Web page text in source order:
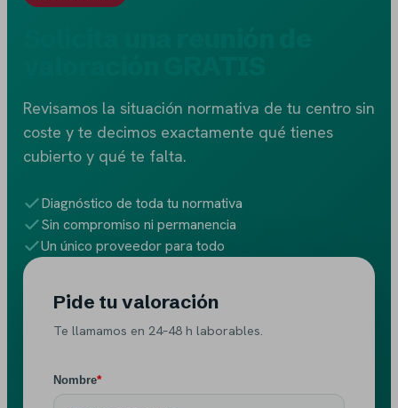
Revisamos la situación normativa de tu centro sin
coste y te decimos exactamente qué tienes
cubierto y qué te falta.
Diagnóstico de toda tu normativa
Sin compromiso ni permanencia
Un único proveedor para todo
Pide tu valoración
Te llamamos en 24–48 h laborables.
Nombre*